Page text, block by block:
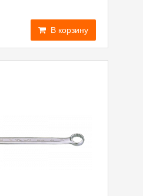
В корзину